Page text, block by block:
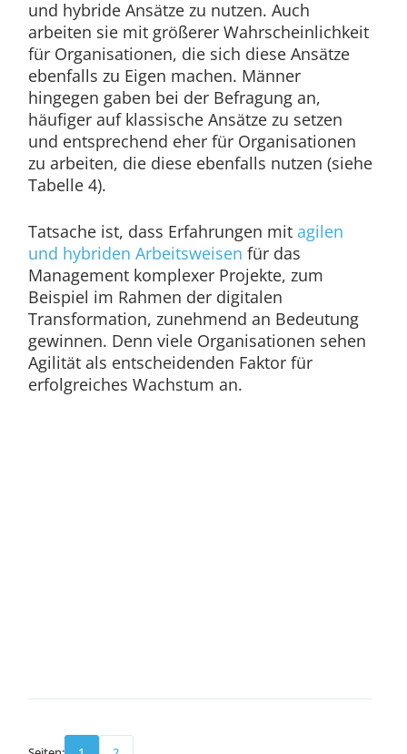
und hybride Ansätze zu nutzen. Auch
arbeiten sie mit größerer Wahrscheinlichkeit
für Organisationen, die sich diese Ansätze
ebenfalls zu Eigen machen. Männer
hingegen gaben bei der Befragung an,
häufiger auf klassische Ansätze zu setzen
und entsprechend eher für Organisationen
zu arbeiten, die diese ebenfalls nutzen (siehe
Tabelle 4).
Tatsache ist, dass Erfahrungen mit agilen
und hybriden Arbeitsweisen für das
Management komplexer Projekte, zum
Beispiel im Rahmen der digitalen
Transformation, zunehmend an Bedeutung
gewinnen. Denn viele Organisationen sehen
Agilität als entscheidenden Faktor für
erfolgreiches Wachstum an.